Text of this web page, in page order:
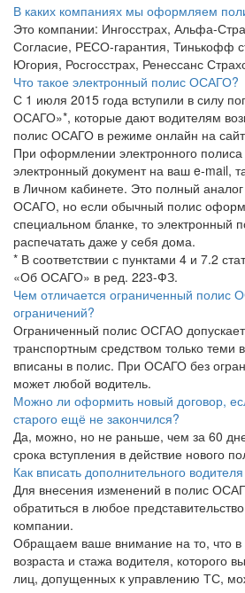
В каких компаниях мы оформляем
Это компании: Ингосстрах, Альфа-
Согласие, РЕСО-гарантия, Тинькофф
Югория, Росгосстрах, Ренессанс
Что такое электронный полис ОСАГО?
С 1 июля 2015 года вступили в силу
ОСАГО»*, которые дают водителям
полис ОСАГО в режиме онлайн на
При оформлении электронного
электронный документ на ваш e-mail,
в Личном кабинете. Это полный
ОСАГО, но если обычный полис
специальном бланке, то
распечатать даже у себя дома.
* В соответствии с пунктами 4 и 7.2
«Об ОСАГО» в ред. 223-ФЗ.
Чем отличается ограниченный полис
ограничений?
Ограниченный полис ОСГАО
транспортным средством только теми
вписаны в полис. При ОСАГО без
может любой водитель.
Можно ли оформить новый договор,
старого ещё не закончился?
Да, можно, но не раньше, чем за 60
срока вступления в действие нового
Как вписать дополнительного
Для внесения изменений в полис
обратиться в любое
компании.
Обращаем ваше внимание на то, что в
возраста и стажа водителя, которого
лиц, допущенных к управлению ТС,